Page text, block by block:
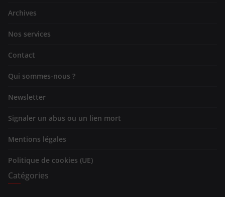
Archives
Nos services
Contact
Qui sommes-nous ?
Newsletter
Signaler un abus ou un lien mort
Mentions légales
Politique de cookies (UE)
Catégories